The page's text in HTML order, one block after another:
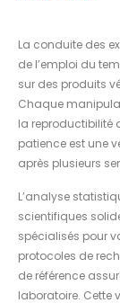
La conduite des
de l’emploi du
sur des produits
Chaque
la reproductibilité
patience est une
après plusieurs
L’analyse
scientifiques
spécialisés pour
protocoles de
de référence
laboratoire. Cette